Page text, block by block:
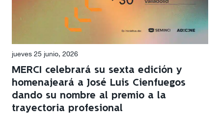
jueves 25 junio, 2026
MERCI celebrará su sexta edición y
homenajeará a José Luis Cienfuegos
dando su nombre al premio a la
trayectoria profesional